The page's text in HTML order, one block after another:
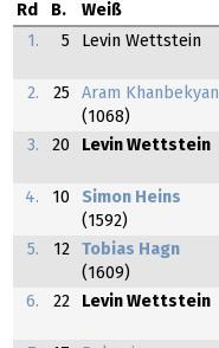
Rd B. Weiß
1.
5 Levin Wettstein
2.
25
Aram Khanbekyan
(1068)
3. 20 Levin Wettstein
4.
10
Simon Heins
(1592)
5. 12
Tobias Hagn
(1609)
6. 22 Levin Wettstein